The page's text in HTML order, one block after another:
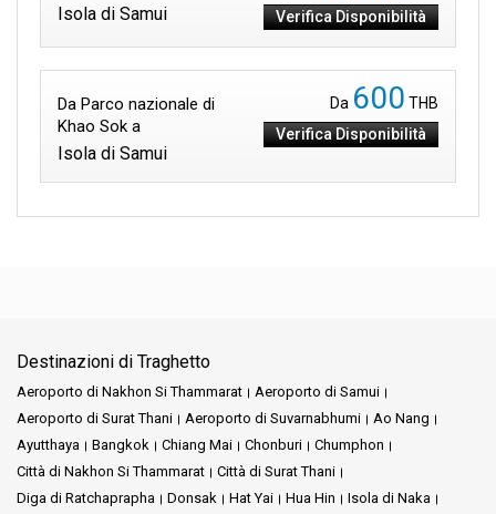
Isola di Samui
Verifica Disponibilità
Da Parco nazionale di
Khao Sok a
Isola di Samui
Da 600 THB
Verifica Disponibilità
Destinazioni di Traghetto
Aeroporto di Nakhon Si Thammarat
Aeroporto di Samui
Aeroporto di Surat Thani
Aeroporto di Suvarnabhumi
Ao Nang
Ayutthaya
Bangkok Chiang Mai Chonburi
Chumphon
Città di Nakhon Si Thammarat
Città di Surat Thani
Diga di Ratchaprapha
Donsak Hat Yai Hua Hin
Isola di Naka